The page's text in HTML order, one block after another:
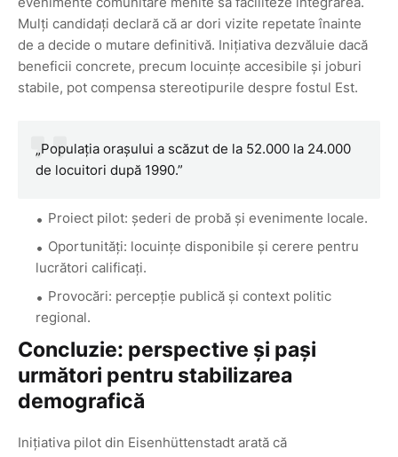
Mulți candidați declară că ar dori vizite repetate înainte
de a decide o mutare definitivă. Inițiativa dezvăluie dacă
beneficii concrete, precum locuințe accesibile și joburi
stabile, pot compensa stereotipurile despre fostul Est.
„Populația orașului a scăzut de la 52.000 la 24.000
de locuitori după 1990.”
Proiect pilot: șederi de probă și evenimente locale.
Oportunități: locuințe disponibile și cerere pentru
lucrători calificați.
Provocări: percepție publică și context politic
regional.
Concluzie: perspective și pași
următori pentru stabilizarea
demografică
Inițiativa pilot din Eisenhüttenstadt arată că